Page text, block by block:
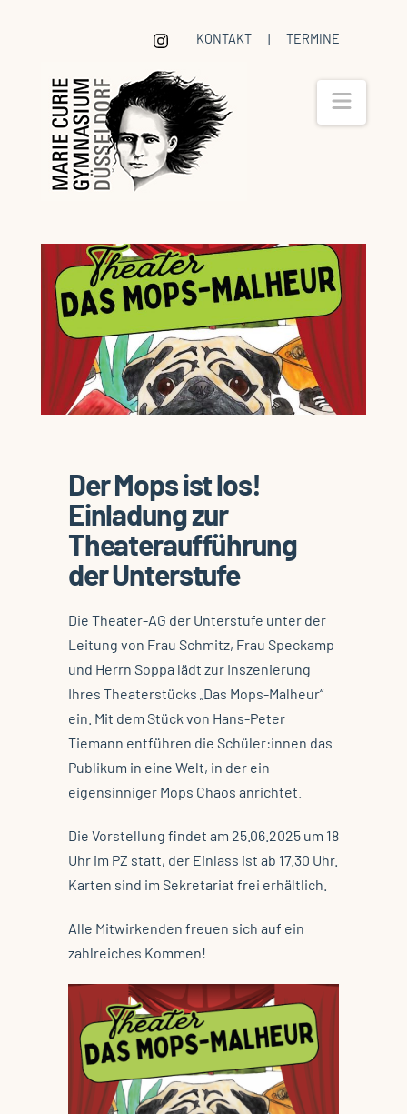
KONTAKT | TERMINE
Der Mops ist los!
Einladung zur
Theateraufführung
der Unterstufe
Die Theater-AG der Unterstufe unter der
Leitung von Frau Schmitz, Frau Speckamp
und Herrn Soppa lädt zur Inszenierung
Ihres Theaterstücks „Das Mops-Malheur“
ein. Mit dem Stück von Hans-Peter
Tiemann entführen die Schüler:innen das
Publikum in eine Welt, in der ein
eigensinniger Mops Chaos anrichtet.
Die Vorstellung findet am 25.06.2025 um 18
Uhr im PZ statt, der Einlass ist ab 17.30 Uhr.
Karten sind im Sekretariat frei erhältlich.
Alle Mitwirkenden freuen sich auf ein
zahlreiches Kommen!